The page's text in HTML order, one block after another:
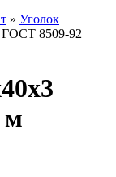
» Уголок
ГОСТ 8509-92
м